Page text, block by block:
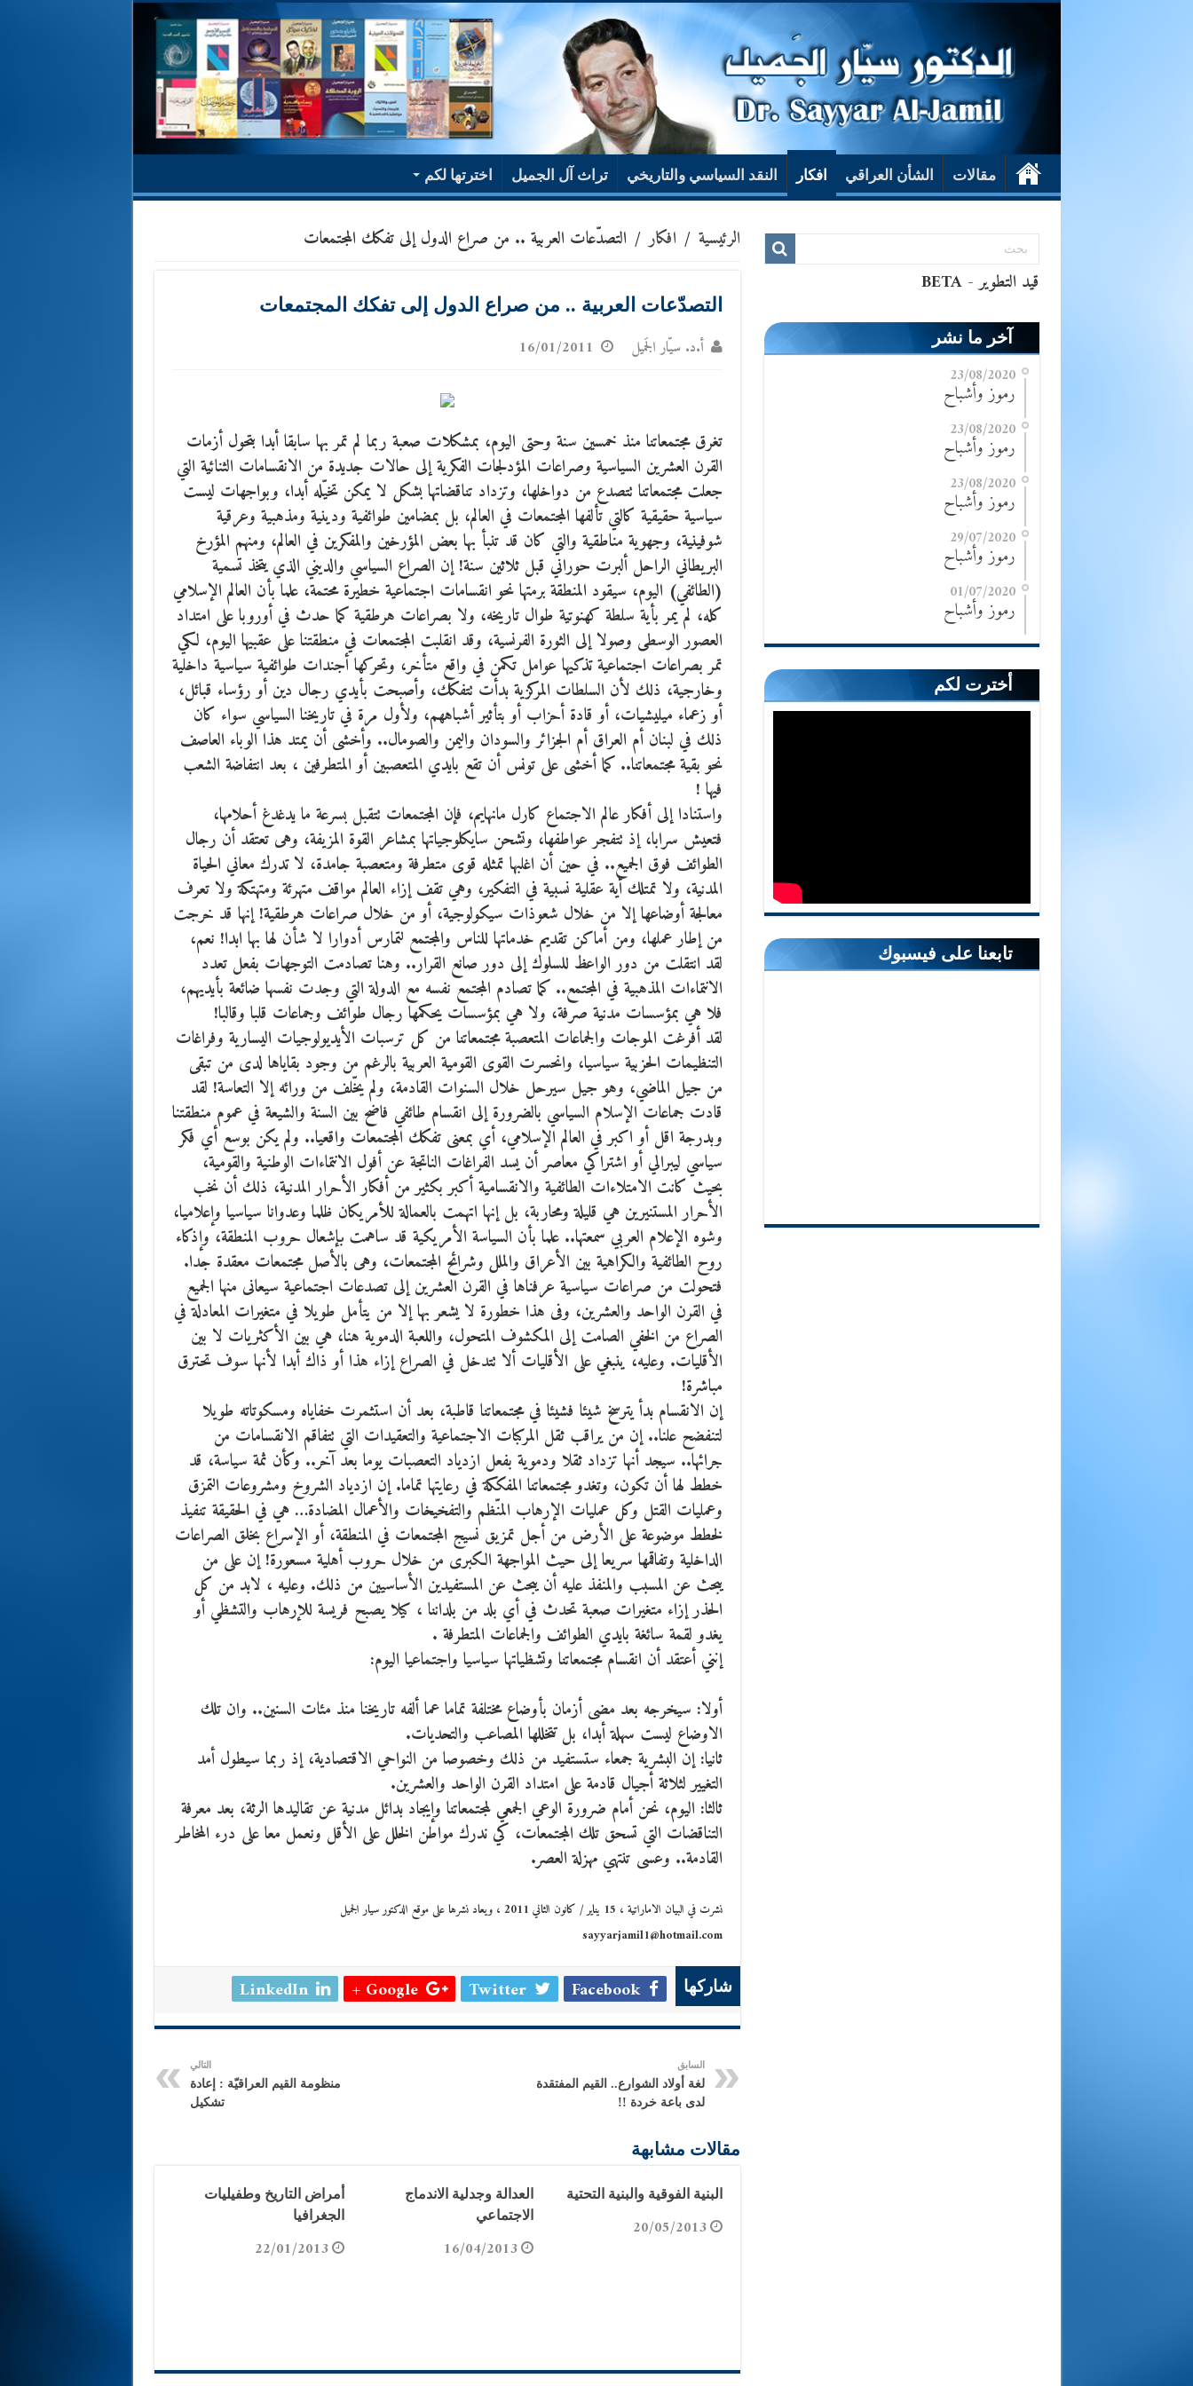
مقالات الشأن العراقي افكار النقد السياسي والتاريخي تراث آل الجميل اخترتها لكم
الرئيسية / افكار / التصدّعات العربية .. من صراع الدول إلى تفكك المجتمعات
التصدّعات العربية .. من صراع الدول إلى تفكك المجتمعات
أ.د. سيّار الجَميل 16/01/2011
تغرق مجتمعاتنا منذ خمسين سنة وحتى اليوم، بمشكلات صعبة ربما لم تمر بها سابقا أبدا بتحول أزمات
القرن العشرين السياسية وصراعات المؤدلجات الفكرية إلى حالات جديدة من الانقسامات الثنائية التي
جعلت مجتمعاتنا تتصدع من دواخلها، وتزداد تناقضاتها بشكل لا يمكن تخيّله أبدا، وبواجهات ليست
سياسية حقيقية كالتي تألفها المجتمعات في العالم، بل بمضامين طوائفية ودينية ومذهبية وعرقية
شوفينية، وجهوية مناطقية والتي كان قد تنبأ بها بعض المؤرخين والمفكرين في العالم، ومنهم المؤرخ
البريطاني الراحل ألبرت حوراني قبل ثلاثين سنة! إن الصراع السياسي والديني الذي يتخذ تسمية
(الطائفي) اليوم، سيقود المنطقة برمتها نحو انقسامات اجتماعية خطيرة محتمة، علما بأن العالم الإسلامي
كله، لم يمر بأية سلطة كهنوتية طوال تاريخه، ولا بصراعات هرطقية كما حدث في أوروبا على امتداد
العصور الوسطى وصولا إلى الثورة الفرنسية، وقد انقلبت المجتمعات في منطقتنا على عقبيها اليوم، لكي
تمر بصراعات اجتماعية تذكيها عوامل تكمن في واقع متأخر، وتحركها أجندات طوائفية سياسية داخلية
وخارجية، ذلك لأن السلطات المركزية بدأت تتفكك، وأصبحت بأيدي رجال دين أو رؤساء قبائل،
أو زعماء ميليشيات، أو قادة أحزاب أو بتأثير أشباههم، ولأول مرة في تاريخنا السياسي سواء كان
ذلك في لبنان أم العراق أم الجزائر والسودان واليمن والصومال.. وأخشى أن يمتد هذا الوباء العاصف
نحو بقية مجتمعاتنا.. كما أخشى على تونس أن تقع بايدي المتعصبين أو المتطرفين ، بعد انتفاضة الشعب
فيها !
واستنادا إلى أفكار عالم الاجتماع كارل مانهايم، فإن المجتمعات تتقبل بسرعة ما يدغدغ أحلامها،
فتعيش سرابا، إذ تتفجر عواطفها، وتشحن سايكلوجياتها بمشاعر القوة المزيفة، وهى تعتقد أن رجال
الطوائف فوق الجميع.. في حين أن اغلبها تمثله قوى متطرفة ومتعصبة جامدة، لا تدرك معاني الحياة
المدنية، ولا تمتلك أية عقلية نسبية في التفكير، وهي تقف إزاء العالم مواقف متهرئة ومتهتكة ولا تعرف
معالجة أوضاعها إلا من خلال شعوذات سيكولوجية، أو من خلال صراعات هرطقية! إنها قد خرجت
من إطار عملها، ومن أماكن تقديم خدماتها للناس والمجتمع لتمارس أدوارا لا شأن لها بها ابدا! نعم،
لقد انتقلت من دور الواعظ للسلوك إلى دور صانع القرار.. وهنا تصادمت التوجهات بفعل تعدد
الانتماءات المذهبية في المجتمع.. كما تصادم المجتمع نفسه مع الدولة التي وجدت نفسها ضائعة بأيديهم،
فلا هي بمؤسسات مدنية صرفة، ولا هي بمؤسسات يحكمها رجال طوائف وجماعات قلبا وقالبا!
لقد أفرغت الموجات والجماعات المتعصبة مجتمعاتنا من كل ترسبات الأيديولوجيات اليسارية وفراغات
التنظيمات الحزبية سياسيا، وانحسرت القوى القومية العربية بالرغم من وجود بقاياها لدى من تبقى
من جيل الماضي، وهو جيل سيرحل خلال السنوات القادمة، ولم يخّلف من ورائه إلا التعاسة! لقد
قادت جماعات الإسلام السياسي بالضرورة إلى انقسام طائفي فاضح بين السنة والشيعة في عموم منطقتنا
وبدرجة اقل أو اكبر في العالم الإسلامي، أي بمعنى تفكك المجتمعات واقعيا.. ولم يكن بوسع أي فكر
سياسي ليبرالي أو اشتراكي معاصر أن يسد الفراغات الناتجة عن أفول الانتماءات الوطنية والقومية،
بحيث كانت الامتلاءات الطائفية والانقسامية أكبر بكثير من أفكار الأحرار المدنية، ذلك أن نخب
الأحرار المستنيرين هي قليلة ومحاربة، بل إنها اتهمت بالعمالة للأمريكان ظلما وعدوانا سياسيا وإعلاميا،
وشوه الإعلام العربي سمعتها.. علما بأن السياسة الأمريكية قد ساهمت بإشعال حروب المنطقة، وإذكاء
روح الطائفية والكراهية بين الأعراق والملل وشرائح المجتمعات، وهى بالأصل مجتمعات معقدة جدا.
فتحولت من صراعات سياسية عرفناها في القرن العشرين إلى تصدعات اجتماعية سيعانى منها الجميع
في القرن الواحد والعشرين، وفى هذا خطورة لا يشعر بها إلا من يتأمل طويلا في متغيرات المعادلة في
الصراع من الخفي الصامت إلى المكشوف المتحول، واللعبة الدموية هنا، هي بين الأكثريات لا بين
الأقليات. وعليه، ينبغي على الأقليات ألا تتدخل في الصراع إزاء هذا أو ذاك أبدا لأنها سوف تحترق
مباشرة!
إن الانقسام بدأ يترسخ شيئا فشيئا في مجتمعاتنا قاطبة، بعد أن استثمرت خفاياه ومسكوتاته طويلا
لتنفضح علنا.. إن من يراقب ثقل المركبات الاجتماعية والتعقيدات التي تتفاقم الانقسامات من
جرائها.. سيجد أنها تزداد ثقلا ودموية بفعل ازدياد التعصبات يوما بعد آخر.. وكأن ثمة سياسة، قد
خطط لها أن تكون، وتغدو مجتمعاتنا المفككة في رعايتها تماما. إن ازدياد الشروخ ومشروعات التمزق
وعمليات القتل وكل عمليات الإرهاب المنّظم والتفخيخات والأعمال المضادة… هي في الحقيقة تنفيذ
لخطط موضوعة على الأرض من أجل تمزيق نسيج المجتمعات في المنطقة، أو الإسراع بخلق الصراعات
الداخلية وتفاقمها سريعا إلى حيث المواجهة الكبرى من خلال حروب أهلية مسعورة! إن على من
يبحث عن المسبب والمنفذ عليه أن يبحث عن المستفيدين الأساسيين من ذلك. وعليه ، لابد من كل
الحذر إزاء متغيرات صعبة تحدث في أي بلد من بلداننا ، كيلا يصبح فريسة للإرهاب والتشظي أو
يغدو لقمة سائغة بايدي الطوائف والجماعات المتطرفة .
إنني أعتقد أن انقسام مجتمعاتنا وتشظياتها سياسيا واجتماعيا اليوم:
أولا: سيخرجه بعد مضى أزمان بأوضاع مختلفة تماما عما ألفه تاريخنا منذ مئات السنين.. وان تلك
الاوضاع ليست سهلة أبدا، بل تتخللها المصاعب والتحديات.
ثانيا: إن البشرية جمعاء ستستفيد من ذلك وخصوصا من النواحي الاقتصادية، إذ ربما سيطول أمد
التغيير لثلاثة أجيال قادمة على امتداد القرن الواحد والعشرين.
ثالثا: اليوم، نحن أمام ضرورة الوعي الجمعي لمجتمعاتنا وإيجاد بدائل مدنية عن تقاليدها الرثة، بعد معرفة
التناقضات التي تسحق تلك المجتمعات، كي ندرك مواطن الخلل على الأقل ونعمل معا على درء المخاطر
القادمة.. وعسى تنتهي مهزلة العصر.
نشرت في البيان الاماراتية ، 15 يناير / كانون الثاني 2011 ، ويعاد نشرها على موقع الدكتور سيار الجميل
sayyarjamil1@hotmail.com
شاركها Facebook
Twitter
Google +
LinkedIn
السابق
لغة أولاد الشوارع.. القيم المفتقدة
لدى باعة خردة !!
التالي
منظومة القيم العراقيّة : إعادة
تشكيل
مقالات مشابهة
البنية الفوقية والبنية التحتية
20/05/2013
العدالة وجدلية الاندماج
الاجتماعي
16/04/2013
أمراض التاريخ وطفيليات
الجغرافيا
22/01/2013
آخر ما نشر
23/08/2020
رموز وأشباح
23/08/2020
رموز وأشباح
23/08/2020
رموز وأشباح
29/07/2020
رموز وأشباح
01/07/2020
رموز وأشباح
أخترت لكم
تابعنا على فيسبوك